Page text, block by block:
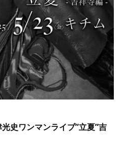
史ワンマンライブ”立夏”吉